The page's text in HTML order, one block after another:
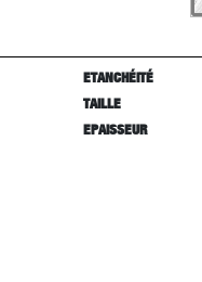
ETANCHÉITÉ
TAILLE
EPAISSEUR